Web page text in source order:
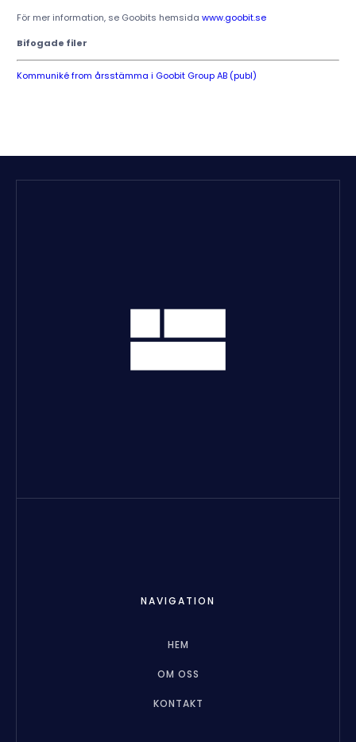
För mer information, se Goobits hemsida www.goobit.se
Bifogade filer
Kommuniké from årsstämma i Goobit Group AB (publ)
NAVIGATION
HEM
OM OSS
KONTAKT